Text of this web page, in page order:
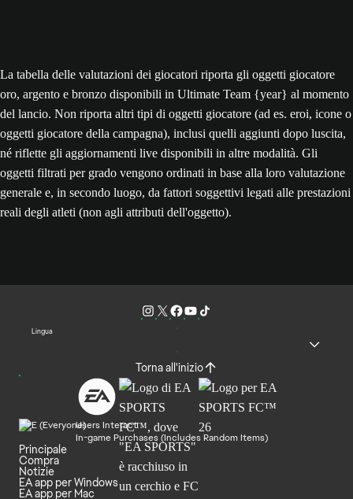
La tabella delle valutazioni dei giocatori riporta gli oggetti giocatore
oro, argento e bronzo disponibili in Ultimate Team {year} al momento
del lancio. Non riporta altri tipi di oggetti giocatore (ad es. eroi, icone o
oggetti giocatore della campagna), inclusi quelli aggiunti dopo luscita,
né riflette gli aggiornamenti live disponibili in altre modalità. Gli
oggetti filtrati per grado vengono ordinati in base alla loro valutazione
generale e, in secondo luogo, da fattori soggettivi legati alle prestazioni
reali degli atleti (non agli attributi dell'oggetto).
Lingua
Torna all'inizio
Users Interact
In-game Purchases (Includes Random Items)
Principale
Compra
Notizie
EA app per Windows
EA app per Mac